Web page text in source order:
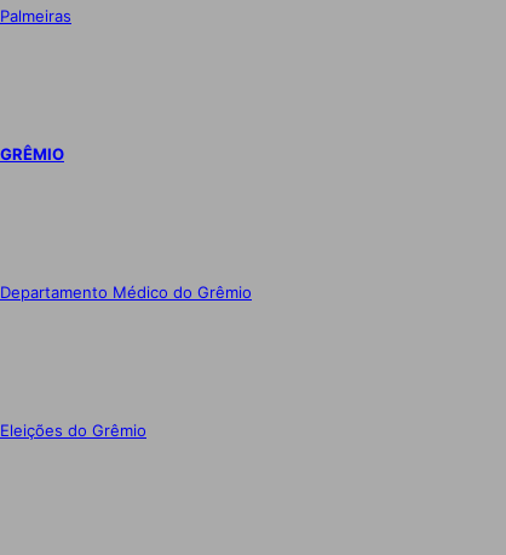
Palmeiras
GRÊMIO
Departamento Médico do Grêmio
Eleições do Grêmio